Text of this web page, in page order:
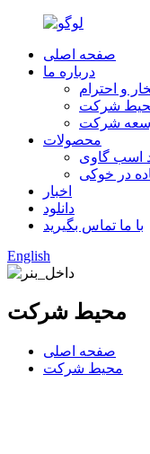
صفحه اصلی
درباره ما
و احترام
شرکت
شرکت
محصولات
اسب گاوی
در خوکی
اخبار
دانلود
با ما تماس بگیرید
English
محیط شرکت
صفحه اصلی
محیط شرکت